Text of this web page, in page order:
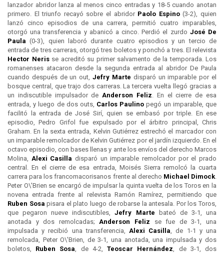
lanzador abridor lanza al menos cinco entradas y 18-5 cuando anotan
primero. El triunfo recayó sobre el abridor Paolo Espino(3-2), quien
lanzó cinco episodios de una carrera, permitió cuatro imparables,
otorgó una transferencia y abanicó a cinco. Perdió el zurdo José De
Paula (0-3), quien laboró durante cuatro episodios y un tercio de
entrada de tres carreras, otorgó tres boletos y ponchó a tres. El relevista
Hector Nerisse acreditó su primer salvamento de la temporada. Los
romanenses atacaron desde la segunda entrada al abridor De Paula
cuando después de un out,Jefry Marte disparó un imparable por el
bosque central, que trajo dos carreras. La tercera vuelta llegó gracias a
un indiscutible impulsador de Anderson Feliz . En el cierre de esa
entrada, y luego de dos outs, Carlos Paulino pegó un imparable, que
facilitó la entrada de José Sirí, quien se embasó por triple. En ese
episodio, Pedro Grifol fue expulsado por el árbitro principal, Chris
Graham. En la sexta entrada, Kelvin Gutiérrez estrechó el marcador con
un imparable remolcador de Kelvin Gutiérrez por el jardín izquierdo. En el
octavo episodio, con bases llenas y ante los envíos del derecho Marcos
Molina, Alexi Casilla disparó un imparable remolcador por el prado
central. En el cierre de esa entrada, Moisés Sierra remolcó la cuarta
carrera para los francomacorisanos frente al derecho Michael Dimock
Peter O\'Brien se encargó de impulsar la quinta vuelta de los Toros en la
novena entrada frente al relevista Ramón Ramírez, permitiendo que
Ruben Sosa pisara el plato luego de robarse la antesala. Por los Toros,
que pegaron nueve indiscutibles,Jefry Marte bateó de 3-1, una
anotada y dos remolcadas; Anderson Feliz se fue de 3-1, una
impulsada y recibió una transferencia, Alexi Casilla , de 1-1 y una
remolcada, Peter O\'Brien, de 3-1, una anotada, una impulsada y dos
boletos, Ruben Sosa , de 4-2,Teoscar Hernández , de 3-1, dos